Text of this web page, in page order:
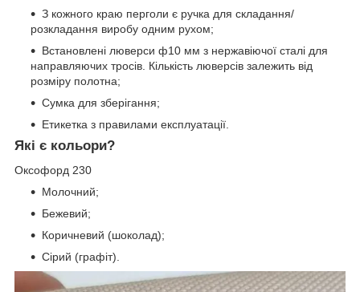
З кожного краю перголи є ручка для складання/
розкладання виробу одним рухом;
Встановлені люверси ф10 мм з нержавіючої сталі для
направляючих тросів. Кількість люверсів залежить від
розміру полотна;
Сумка для зберігання;
Етикетка з правилами експлуатації.
Які є кольори?
Оксофорд 230
Молочний;
Бежевий;
Коричневий (шоколад);
Сірий (графіт).